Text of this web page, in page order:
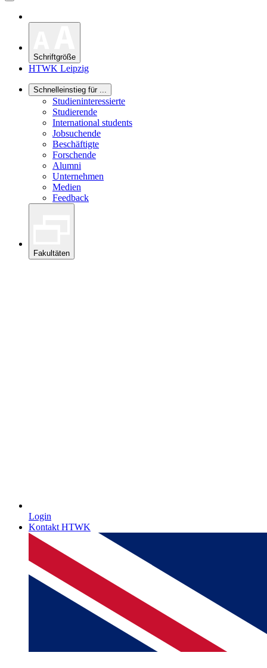
Schriftgröße
HTWK Leipzig
Schnelleinstieg für ...
Studieninteressierte
Studierende
International students
Jobsuchende
Beschäftigte
Forschende
Alumni
Unternehmen
Medien
Feedback
Fakultäten
Login
Kontakt HTWK